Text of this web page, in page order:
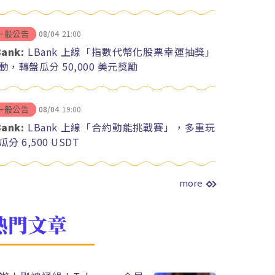
般公告 08/04 21:00
LBank 上線「指數代幣化股票幸運抽獎」
，轉盤瓜分 50,000 美元獎勵
般公告 08/04 19:00
LBank 上線「合約動能挑戰賽」，多重玩
分 6,500 USDT
more
門文章